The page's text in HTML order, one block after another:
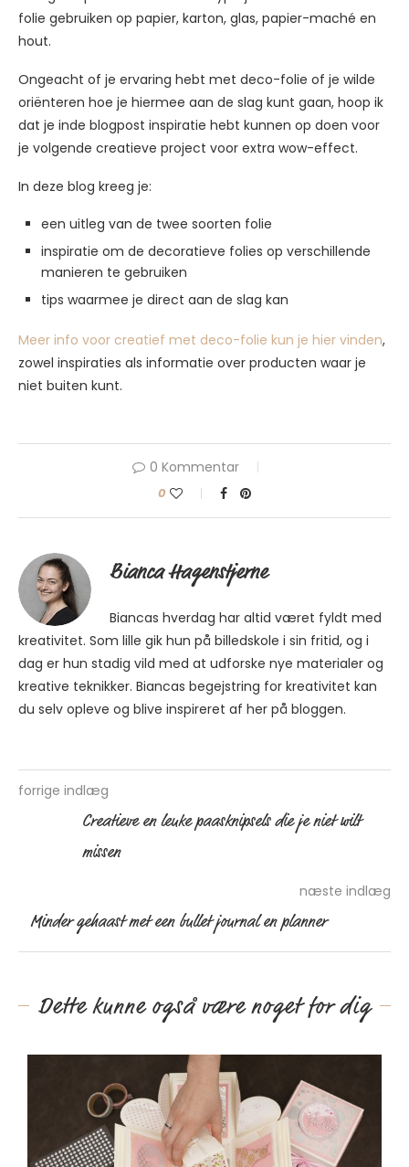
folie gebruiken op papier, karton, glas, papier-maché en
hout.
Ongeacht of je ervaring hebt met deco-folie of je wilde
oriënteren hoe je hiermee aan de slag kunt gaan, hoop ik
dat je inde blogpost inspiratie hebt kunnen op doen voor
je volgende creatieve project voor extra wow-effect.
In deze blog kreeg je:
een uitleg van de twee soorten folie
inspiratie om de decoratieve folies op verschillende
manieren te gebruiken
tips waarmee je direct aan de slag kan
Meer info voor creatief met deco-folie kun je hier vinden,
zowel inspiraties als informatie over producten waar je
niet buiten kunt.
0 Kommentar
0
Bianca Hagenstjerne
Biancas hverdag har altid været fyldt med
kreativitet. Som lille gik hun på billedskole i sin fritid, og i
dag er hun stadig vild med at udforske nye materialer og
kreative teknikker. Biancas begejstring for kreativitet kan
du selv opleve og blive inspireret af her på bloggen.
forrige indlæg
Creatieve en leuke paasknipsels die je niet wilt
missen
næste indlæg
Minder gehaast met een bullet journal en planner
Dette kunne også være noget for dig